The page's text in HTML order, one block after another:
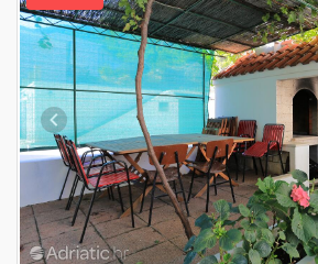
Previous